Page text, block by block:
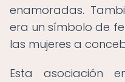
enamoradas.
era un símbolo de
las mujeres a
Esta asociación